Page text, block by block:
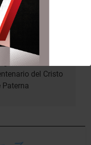
José Llorens en el
del
del Cristo
Paterna